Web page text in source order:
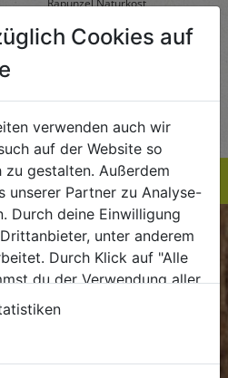
€ 3,99
€ 3,99 / STK
Cookies auf
verwenden auch wir
auf der Website so
gestalten. Außerdem
unserer Partner zu Analyse-
Durch deine Einwilligung
unter anderem
Durch Klick auf "Alle
du der Verwendung aller
anzeigen" findest du alle
Cookies, du kannst
Cookies du erlauben